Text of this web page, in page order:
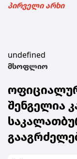
პირველი არხი
undefined
მსოფლიო
შენგელია